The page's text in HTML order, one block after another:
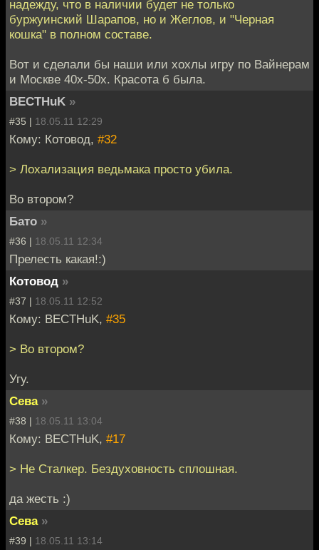
надежду, что в наличии будет не только
буржуинский Шарапов, но и Жеглов, и "Черная
кошка" в полном составе.
Вот и сделали бы наши или хохлы игру по Вайнерам
и Москве 40х-50х. Красота б была.
BECTHuK »
#35 | 18.05.11 12:29
Кому: Котовод, #32
> Лохализация ведьмака просто убила.
Во втором?
Бато »
#36 | 18.05.11 12:34
Прелесть какая!:)
Котовод »
#37 | 18.05.11 12:52
Кому: BECTHuK, #35
> Во втором?
Угу.
Сева »
#38 | 18.05.11 13:04
Кому: BECTHuK, #17
> Не Сталкер. Бездуховность сплошная.
да жесть :)
Сева »
#39 | 18.05.11 13:14